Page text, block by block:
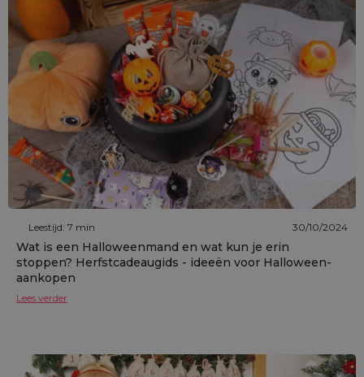
Leestijd: 7 min 30/10/2024
Wat is een Halloweenmand en wat kun je erin
stoppen? Herfstcadeaugids - ideeën voor Halloween-
aankopen
Lees verder